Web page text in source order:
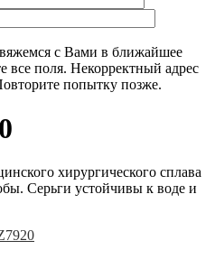
с Вами в ближайшее
все поля. Некорректный адрес
попытку позже.
хирургического сплава
Серьги устойчивы к воде и